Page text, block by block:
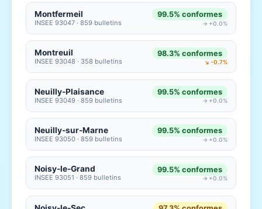
Montfermeil
INSEE 93047 · 859 bulletins
99.5% conformes
→ +0.0%
Montreuil
INSEE 93048 · 358 bulletins
98.3% conformes
↘ -0.7%
Neuilly-Plaisance
INSEE 93049 · 859 bulletins
99.5% conformes
→ +0.0%
Neuilly-sur-Marne
INSEE 93050 · 859 bulletins
99.5% conformes
→ +0.0%
Noisy-le-Grand
INSEE 93051 · 859 bulletins
99.5% conformes
→ +0.0%